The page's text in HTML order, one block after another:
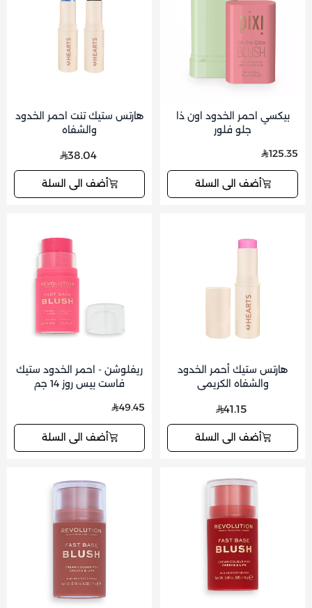
بيكسي احمر الخدود اون ذا
جلو فلور
125.35
أضف الى السلة
هارتس ستيك تنت احمر الخدود
والشفاه
38.04
أضف الى السلة
هارتس ستيك أحمر الخدود
والشفاه الكريمي
41.15
أضف الى السلة
ريفلوشن - احمر الخدود ستيك
فاست بيس روز 14 جم
49.45
أضف الى السلة